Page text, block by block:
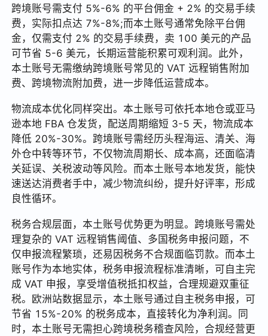
跨境账号需支付 5%-6% 的平台佣金 + 2% 的交易手续
费，实际扣点达 7%-8%;而本土账号通常免除平台佣
金，仅需支付 2% 的交易手续费，卖 100 美元的产品
可节省 5-6 美元，长期运营能积累可观利润。此外，
本土账号无需缴纳跨境账号常见的 VAT 远程销售附加
费、跨境物流附加费，进一步降低运营成本。
物流成本优化同样突出。本土账号可依托本地仓或亚马
逊本地 FBA 仓发货，配送周期缩短 3-5 天，物流成本
降低 20%-30%。跨境账号需经历头程海运、清关、海
外仓中转等环节，不仅物流周期长、成本高，还面临清
关延误、关税波动等风险。而本土账号本地发货，能快
速送达消费者手中，减少物流纠纷，提升好评率，形成
良性循环。
税务合规层面，本土账号优势更为明显。跨境账号需处
理复杂的 VAT 远程销售阈值、多国税务申报问题，不
仅申报流程繁琐，还易因税务不合规面临罚款。而本土
账号作为本地实体，税务申报流程标准清晰，可自主完
成 VAT 申报，享受增值税抵扣权益，合理规避双重征
税。欧洲站数据显示，本土账号通过自主税务申报，可
节省 15%-20% 的税务成本，直接转化为净利润。同
时，本土账号无需担心跨境税务稽查风险，合规经营更